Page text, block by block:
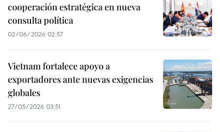
cooperación estratégica en nueva
consulta política
02/06/2026 02:57
Vietnam fortalece apoyo a
exportadores ante nuevas exigencias
globales
27/05/2026 03:51